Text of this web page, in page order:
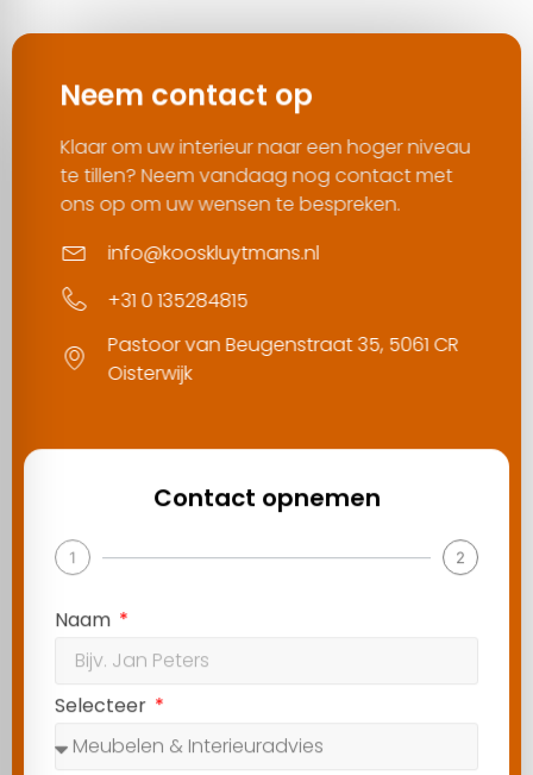
Neem contact op
Klaar om uw interieur naar een hoger niveau
te tillen? Neem vandaag nog contact met
ons op om uw wensen te bespreken.
info@kooskluytmans.nl
+31 0 135284815
Pastoor van Beugenstraat 35, 5061 CR
Oisterwijk
Contact opnemen
1 2
Naam
Selecteer